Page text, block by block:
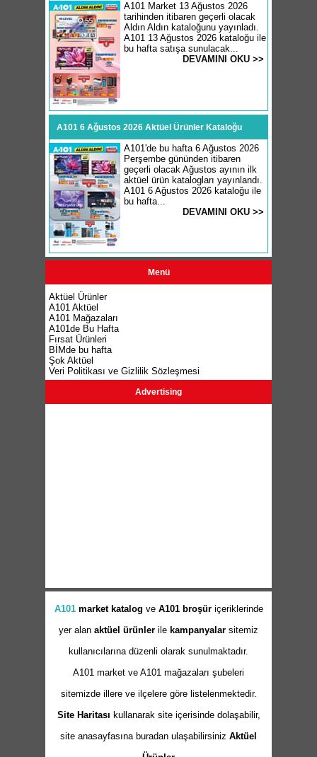
A101 Market 13 Ağustos 2026
tarihinden itibaren geçerli olacak
Aldın Aldın kataloğunu yayınladı.
A101 13 Ağustos 2026 kataloğu ile
bu hafta satışa sunulacak...
DEVAMINI OKU >>
A101 6 Ağustos 2026 Aktüel Ürünler Kataloğu
A101'de bu hafta 6 Ağustos 2026
Perşembe gününden itibaren
geçerli olacak Ağustos ayının ilk
aktüel ürün katalogları yayınlandı.
A101 6 Ağustos 2026 kataloğu ile
bu hafta...
DEVAMINI OKU >>
Menü
Aktüel Ürünler
A101 Aktüel
A101 Mağazaları
A101de Bu Hafta
Fırsat Ürünleri
BİMde bu hafta
Şok Aktüel
Veri Politikası ve Gizlilik Sözleşmesi
Advertising
A101 market katalog ve A101 broşüriçeriklerinde
yer alan aktüel ürünler ile kampanyalar sitemiz
kullanıcılarına düzenli olarak sunulmaktadır.
A101 market ve A101 mağazaları şubeleri
sitemizde illere ve ilçelere göre listelenmektedir.
Site Haritası kullanarak site içerisinde dolaşabilir,
site anasayfasına buradan ulaşabilirsiniz Aktüel